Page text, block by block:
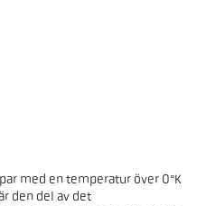
med en temperatur över 0°K
den del av det